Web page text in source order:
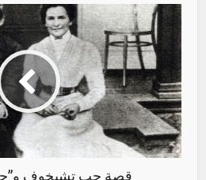
قصة حب تشيخوف